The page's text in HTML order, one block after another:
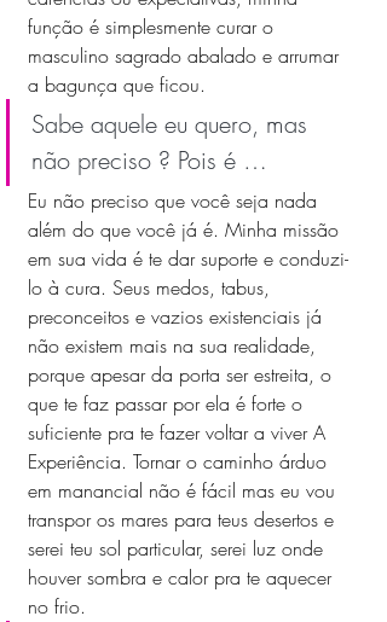
função é simplesmente curar o
masculino sagrado abalado e arrumar
a bagunça que ficou.
Sabe aquele eu quero, mas
não preciso ? Pois é …
Eu não preciso que você seja nada
além do que você já é. Minha missão
em sua vida é te dar suporte e conduzi-
lo à cura. Seus medos, tabus,
preconceitos e vazios existenciais já
não existem mais na sua realidade,
porque apesar da porta ser estreita, o
que te faz passar por ela é forte o
suficiente pra te fazer voltar a viver A
Experiência. Tornar o caminho árduo
em manancial não é fácil mas eu vou
transpor os mares para teus desertos e
serei teu sol particular, serei luz onde
houver sombra e calor pra te aquecer
no frio.